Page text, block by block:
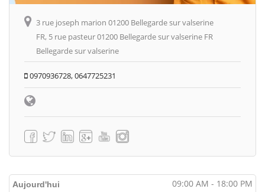
3 rue joseph marion 01200 Bellegarde sur valserine
FR, 5 rue pasteur 01200 Bellegarde sur valserine FR
Bellegarde sur valserine
0970936728, 0647725231
Aujourd'hui 09:00 AM - 18:00 PM